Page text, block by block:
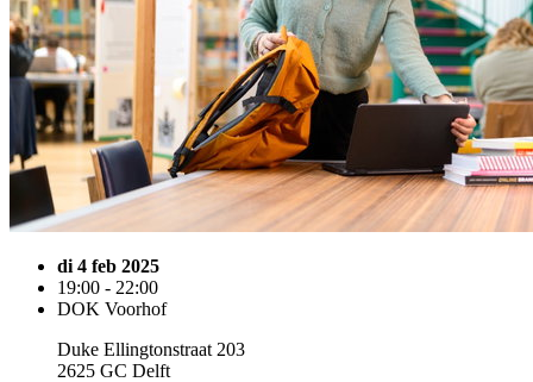
di 4 feb 2025
19:00 - 22:00
DOK Voorhof
Duke Ellingtonstraat 203
2625 GC Delft